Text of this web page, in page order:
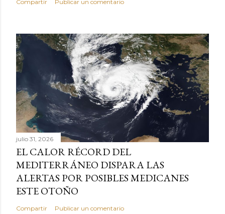
Compartir Publicar un comentario
julio 31, 2026
EL CALOR RÉCORD DEL
MEDITERRÁNEO DISPARA LAS
ALERTAS POR POSIBLES MEDICANES
ESTE OTOÑO
Compartir Publicar un comentario